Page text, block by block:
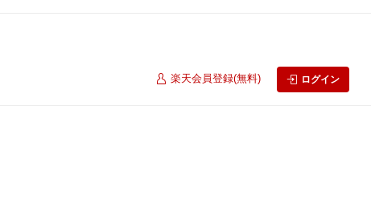
楽天会員登録(無料) ログイン